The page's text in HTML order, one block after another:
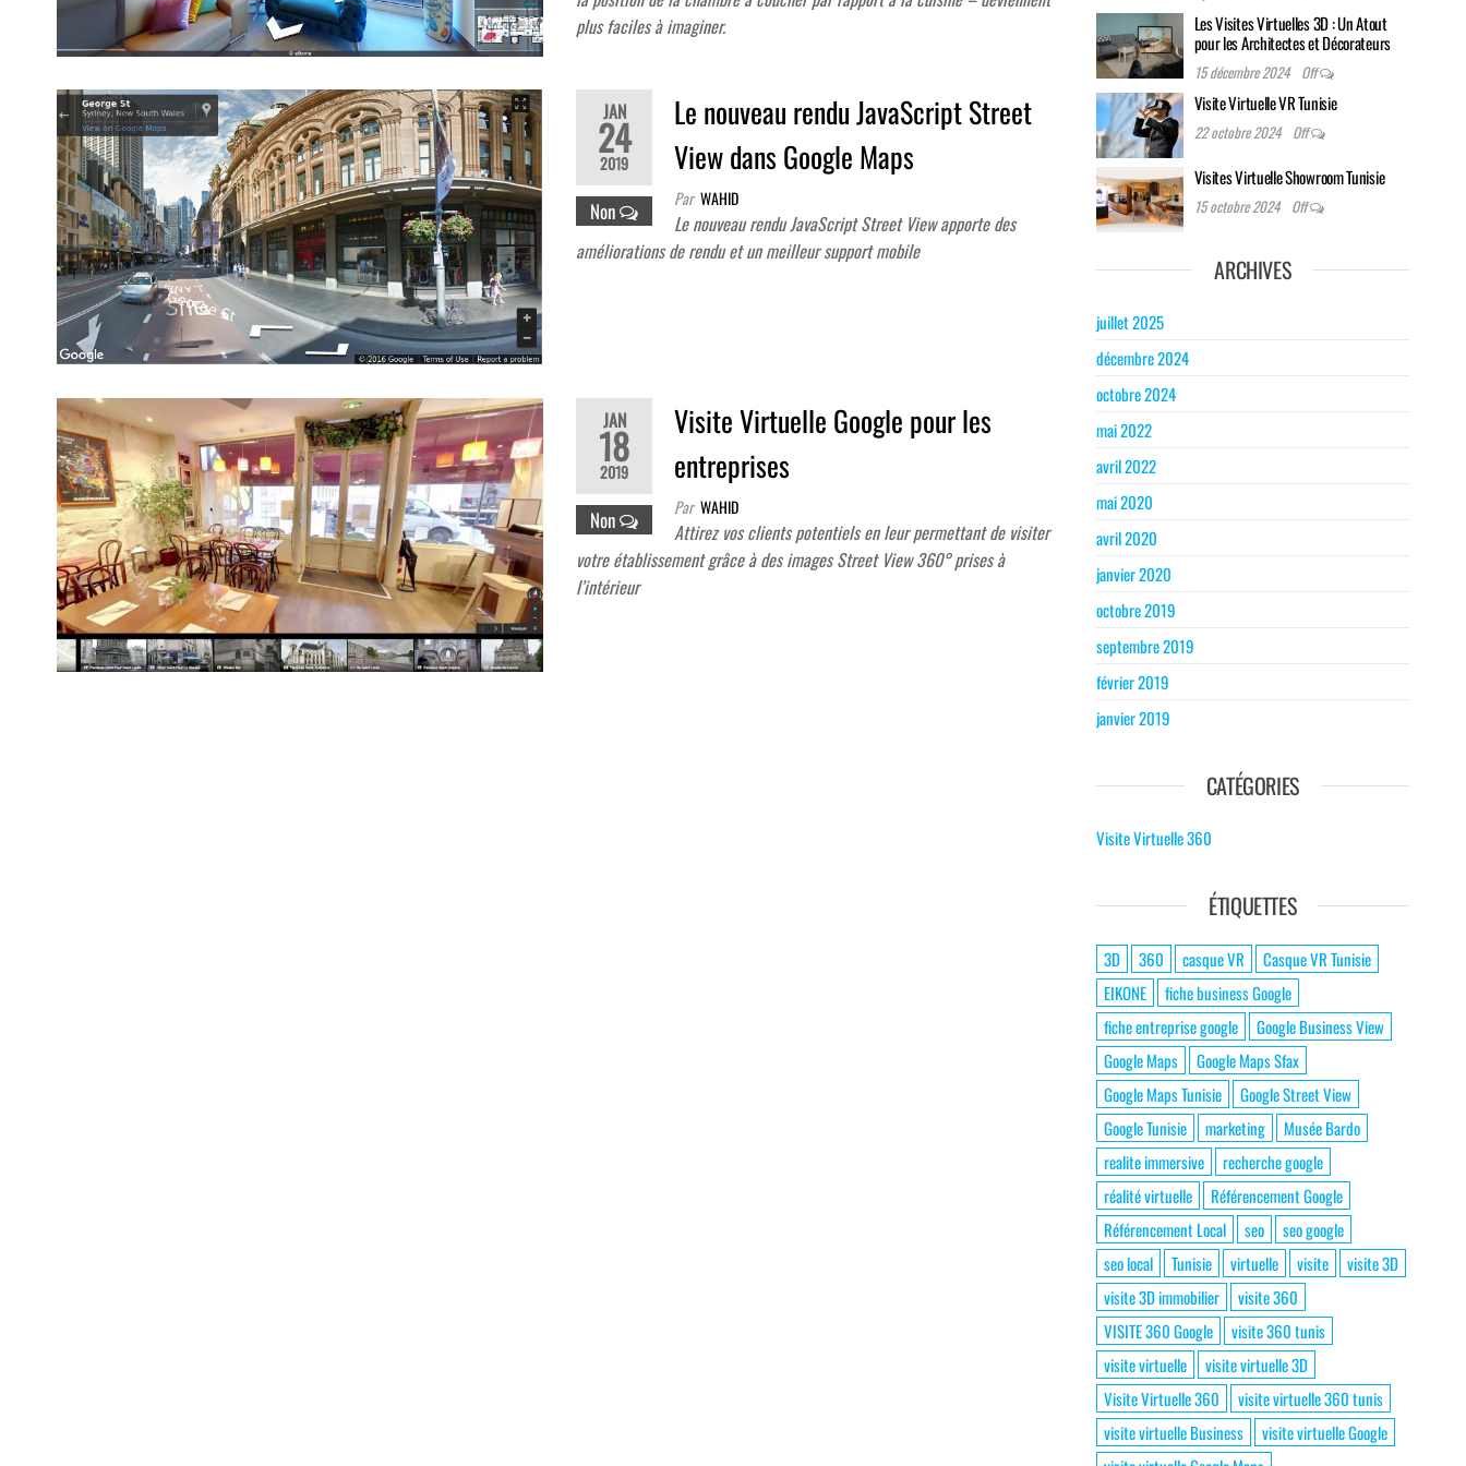
plus faciles à imaginer.
JAN
24
2019
Non
Le nouveau rendu JavaScript Street
View dans Google Maps
Par WAHID
Le nouveau rendu JavaScript Street View apporte des
améliorations de rendu et un meilleur support mobile
JAN
18
2019
Non
Visite Virtuelle Google pour les
entreprises
Par WAHID
Attirez vos clients potentiels en leur permettant de visiter
votre établissement grâce à des images Street View 360° prises à
l’intérieur
Les Visites Virtuelles 3D : Un Atout
pour les Architectes et Décorateurs
15 décembre 2024 Off
Visite Virtuelle VR Tunisie
22 octobre 2024 Off
Visites Virtuelle Showroom Tunisie
15 octobre 2024 Off
ARCHIVES
juillet 2025
décembre 2024
octobre 2024
mai 2022
avril 2022
mai 2020
avril 2020
janvier 2020
octobre 2019
septembre 2019
février 2019
janvier 2019
CATÉGORIES
Visite Virtuelle 360
ÉTIQUETTES
3D 360 casque VR
Casque VR Tunisie
EIKONE
fiche business Google
fiche entreprise google
Google Business View
Google Maps
Google Maps Sfax
Google Maps Tunisie
Google Street View
Google Tunisie
marketing
Musée Bardo
realite immersive
recherche google
réalité virtuelle
Référencement Google
Référencement Local
seo
seo google
seo local
Tunisie virtuelle visite
visite 3D
visite 3D immobilier
visite 360
VISITE 360 Google
visite 360 tunis
visite virtuelle
visite virtuelle 3D
Visite Virtuelle 360
visite virtuelle 360 tunis
visite virtuelle Business
visite virtuelle Google